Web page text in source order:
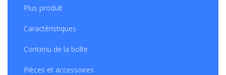
Plus produit
Caractéristiques
Contenu de la boîte
Pièces et accessoires